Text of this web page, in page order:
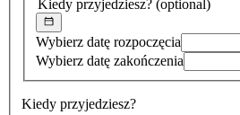
Kiedy przyjedziesz? (optional)
Wybierz datę rozpoczęcia
Wybierz datę zakończenia
Kiedy przyjedziesz?